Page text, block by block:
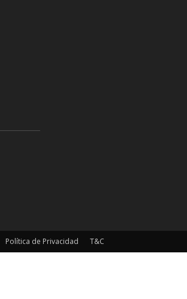
Política de Privacidad T&C